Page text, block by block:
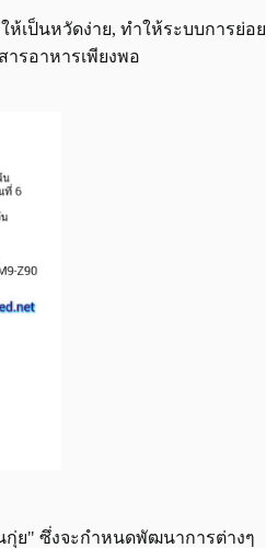
เป็นหวัดง่าย, ทำให้ระบบการย่อย
รอาหารเพียงพอ
ย" ซึ่งจะกำหนดพัฒนาการต่างๆ